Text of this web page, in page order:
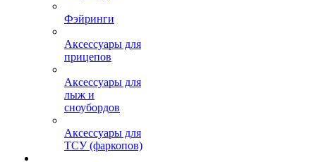
Фэйринги
Аксессуары для
прицепов
Аксессуары для
лыж и
сноубордов
Аксессуары для
ТСУ (фаркопов)